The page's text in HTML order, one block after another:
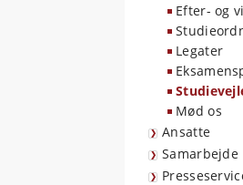
Efter- og
Legater
Mød os
Ansatte
Samarbejde